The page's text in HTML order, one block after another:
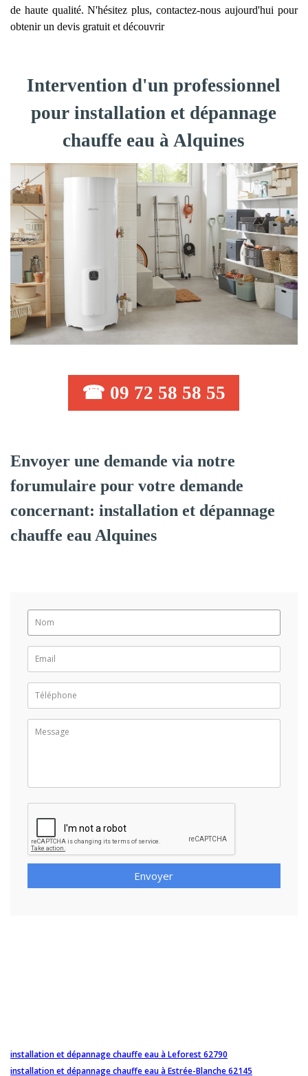
de haute qualité. N'hésitez plus, contactez-nous aujourd'hui pour
obtenir un devis gratuit et découvrir
Intervention d'un professionnel
pour installation et dépannage
chauffe eau à Alquines
☎ 09 72 58 58 55
Envoyer une demande via notre
forumulaire pour votre demande
concernant: installation et dépannage
chauffe eau Alquines
Envoyer
installation et dépannage chauffe eau à Leforest 62790
installation et dépannage chauffe eau à Estrée-Blanche 62145